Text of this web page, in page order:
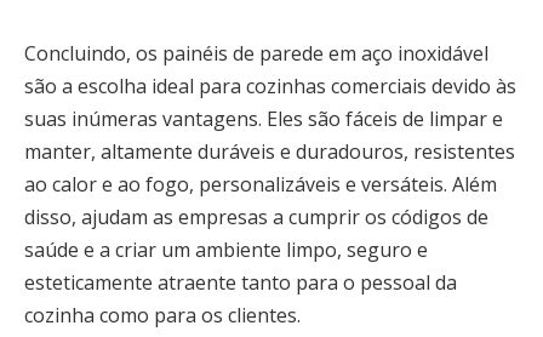
Concluindo, os painéis de parede em aço inoxidável
são a escolha ideal para cozinhas comerciais devido às
suas inúmeras vantagens. Eles são fáceis de limpar e
manter, altamente duráveis ​​e duradouros, resistentes
ao calor e ao fogo, personalizáveis ​​e versáteis. Além
disso, ajudam as empresas a cumprir os códigos de
saúde e a criar um ambiente limpo, seguro e
esteticamente atraente tanto para o pessoal da
cozinha como para os clientes.